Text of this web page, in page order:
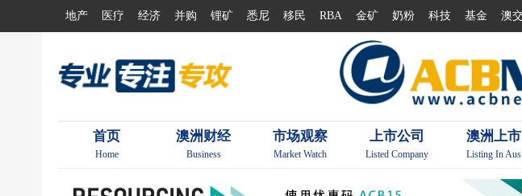
地产 医疗 经济 并购 锂矿 悉尼 移民 RBA 金矿 奶粉 科技 基金 澳
首页
Home
澳洲财经
Business
市场观察
Market Watch
上市公司
Listed Company
澳洲上市
Listing In Aus